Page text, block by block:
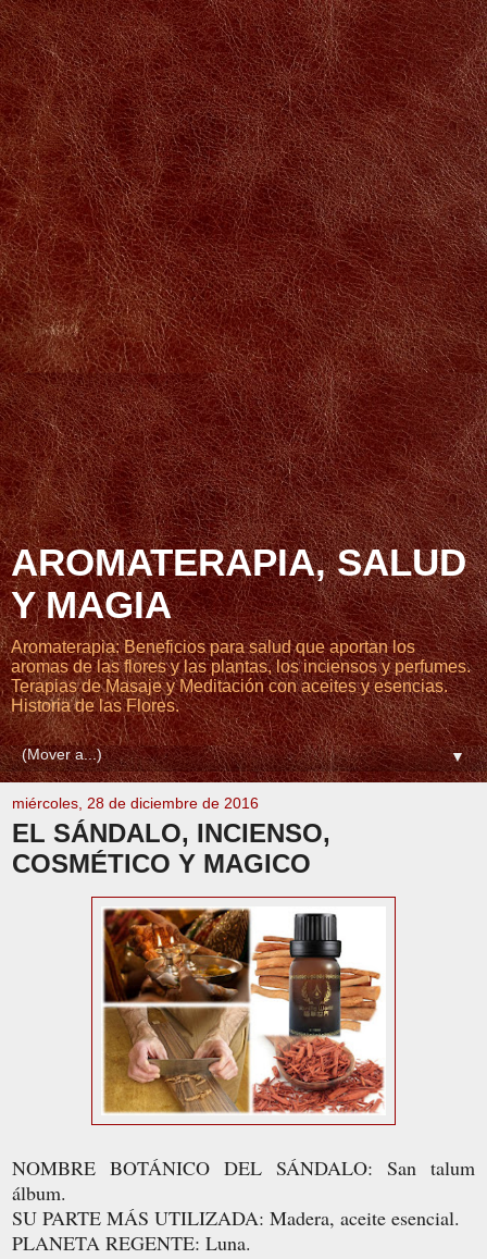
AROMATERAPIA, SALUD
Y MAGIA
Aromaterapia: Beneficios para salud que aportan los
aromas de las flores y las plantas, los inciensos y perfumes.
Terapias de Masaje y Meditación con aceites y esencias.
Historia de las Flores.
▼
miércoles, 28 de diciembre de 2016
EL SÁNDALO, INCIENSO,
COSMÉTICO Y MAGICO
NOMBRE BOTÁNICO DEL SÁNDALO: San talum
álbum.
SU PARTE MÁS UTILIZADA: Madera, aceite esencial.
PLANETA REGENTE: Luna.